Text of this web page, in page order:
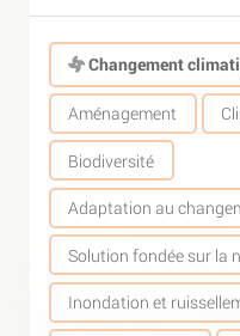
Changement
Aménagement
Biodiversité
Adaptation au
Solution fondée sur la
Inondation et